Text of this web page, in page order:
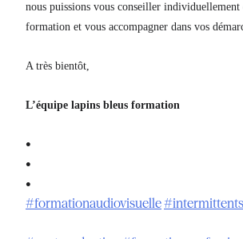
nous puissions vous conseiller
formation et vous accompagner dans vos
A très bientôt,
L’équipe lapins bleus formation
•
•
•
#formationaudiovisuelle